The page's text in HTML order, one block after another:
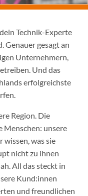
Technik-Experte
Genauer gesagt an
Unternehmern,
Und das
erfolgreichste
Region. Die
Menschen: unsere
was sie
nicht zu ihnen
All das steckt in
Kund:innen
und freundlichen